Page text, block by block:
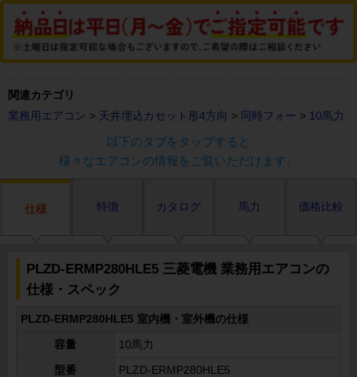
関連カテゴリ
業務用エアコン > 天井埋込カセット形4方向 > 同時フォー > 10馬力
以下のタブをタップすると
様々なエアコンの情報をご覧いただけます。
仕様 特徴 カタログ 馬力 価格比較
PLZD-ERMP280HLE5 三菱電機 業務用エアコンの
仕様・スペック
PLZD-ERMP280HLE5 室内機・室外機の仕様
容量 10馬力
型番 PLZD-ERMP280HLE5